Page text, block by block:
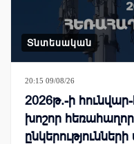
Տնտեսական
20:15 09/08/26
2026թ.-ի
խոշոր